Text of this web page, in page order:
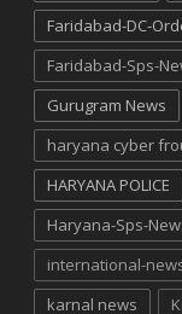
Faridabad-DC-
Faridabad-Sps-
Gurugram News
haryana cyber
HARYANA POLICE
Haryana-Sps-
international-
karnal news